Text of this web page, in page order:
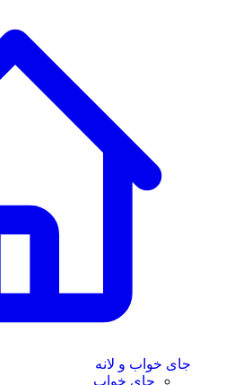
جای خواب و لانه
جای خواب